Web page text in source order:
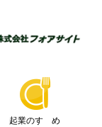
起業のすゝめ